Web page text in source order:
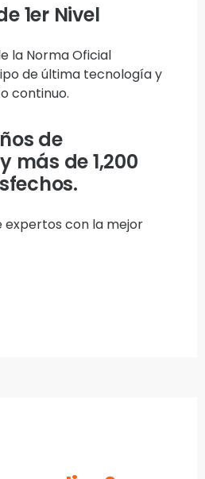
1er Nivel
la Norma Oficial
de última tecnología y
continuo.
de
más de 1,200
expertos con la mejor